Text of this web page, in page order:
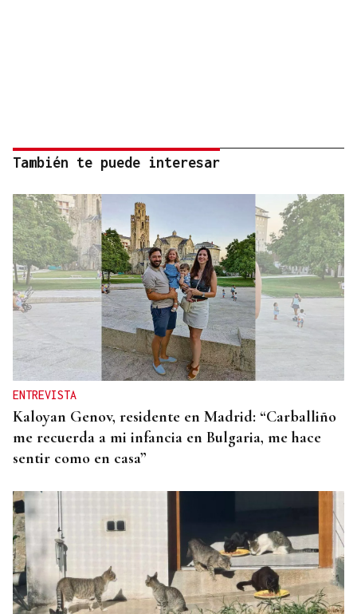
También te puede interesar
ENTREVISTA
Kaloyan Genov, residente en Madrid: “Carballiño
me recuerda a mi infancia en Bulgaria, me hace
sentir como en casa”